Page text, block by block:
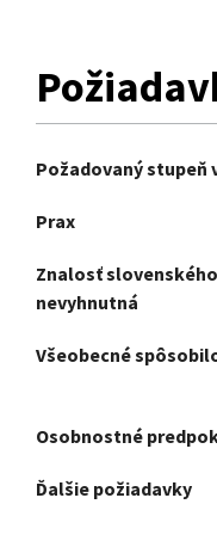
Požadovaný stupeň
Prax
Znalosť
nevyhnutná
Všeobecné
Osobnostné
Ďalšie požiadavky